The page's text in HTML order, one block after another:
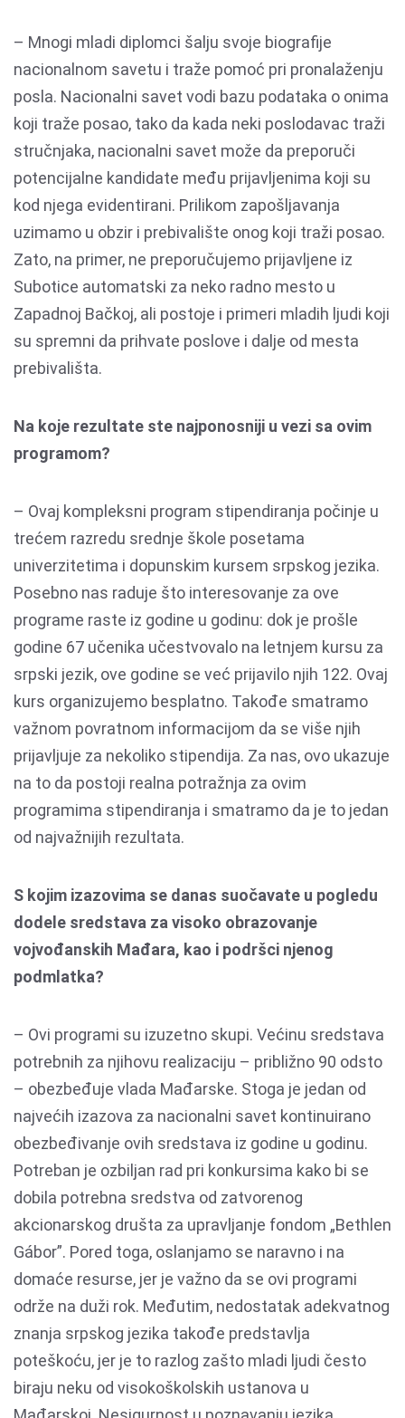
– Mnogi mladi diplomci šalju svoje biografije
nacionalnom savetu i traže pomoć pri pronalaženju
posla. Nacionalni savet vodi bazu podataka o onima
koji traže posao, tako da kada neki poslodavac traži
stručnjaka, nacionalni savet može da preporuči
potencijalne kandidate među prijavljenima koji su
kod njega evidentirani. Prilikom zapošljavanja
uzimamo u obzir i prebivalište onog koji traži posao.
Zato, na primer, ne preporučujemo prijavljene iz
Subotice automatski za neko radno mesto u
Zapadnoj Bačkoj, ali postoje i primeri mladih ljudi koji
su spremni da prihvate poslove i dalje od mesta
prebivališta.
Na koje rezultate ste najponosniji u vezi sa ovim
programom?
– Ovaj kompleksni program stipendiranja počinje u
trećem razredu srednje škole posetama
univerzitetima i dopunskim kursem srpskog jezika.
Posebno nas raduje što interesovanje za ove
programe raste iz godine u godinu: dok je prošle
godine 67 učenika učestvovalo na letnjem kursu za
srpski jezik, ove godine se već prijavilo njih 122. Ovaj
kurs organizujemo besplatno. Takođe smatramo
važnom povratnom informacijom da se više njih
prijavljuje za nekoliko stipendija. Za nas, ovo ukazuje
na to da postoji realna potražnja za ovim
programima stipendiranja i smatramo da je to jedan
od najvažnijih rezultata.
S kojim izazovima se danas suočavate u pogledu
dodele sredstava za visoko obrazovanje
vojvođanskih Mađara, kao i podršci njenog
podmlatka?
– Ovi programi su izuzetno skupi. Većinu sredstava
potrebnih za njihovu realizaciju – približno 90 odsto
– obezbeđuje vlada Mađarske. Stoga je jedan od
najvećih izazova za nacionalni savet kontinuirano
obezbeđivanje ovih sredstava iz godine u godinu.
Potreban je ozbiljan rad pri konkursima kako bi se
dobila potrebna sredstva od zatvorenog
akcionarskog društa za upravljanje fondom „Bethlen
Gábor”. Pored toga, oslanjamo se naravno i na
domaće resurse, jer je važno da se ovi programi
održe na duži rok. Međutim, nedostatak adekvatnog
znanja srpskog jezika takođe predstavlja
poteškoću, jer je to razlog zašto mladi ljudi često
biraju neku od visokoškolskih ustanova u